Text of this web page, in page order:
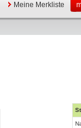
Meine Merkliste